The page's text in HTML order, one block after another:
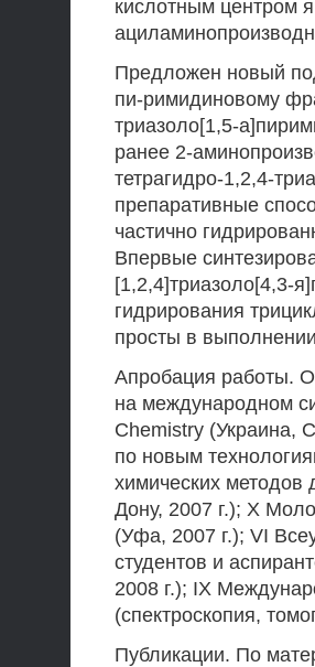
кислотным центром
Предложен новый
пи-римидиновому
триазоло[1,5-
ранее 2-
тетрагидро-1,2,4-
препаративные
частично
Впервые
[1,2,4]триазоло[4,3-
гидрирования
просты в
Апробация работы.
на международном
Chemistry (Украина,
по новым
химических
Дону, 2007 г.); X
(Уфа, 2007 г.); VI
студентов и
2008 г.); IX
(спектроскопия,
Публикации. По